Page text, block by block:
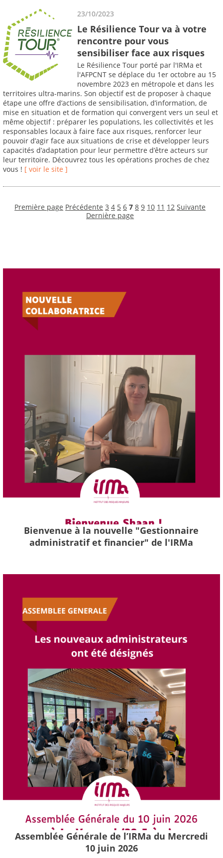
23/10/2023
Le Résilience Tour va à votre
rencontre pour vous
sensibiliser face aux risques
Le Résilience Tour porté par l'IRMa et
l'AFPCNT se déplace du 1er octobre au 15
novembre 2023 en métropole et dans les
territoires ultra-marins. Son objectif est de proposer à chaque
étape une offre d’actions de sensibilisation, d’information, de
mise en situation et de formation qui convergent vers un seul et
même objectif : préparer les populations, les collectivités et les
responsables locaux à faire face aux risques, renforcer leur
pouvoir d’agir face aux situations de crise et développer leurs
capacités d’adaptation pour leur permettre d’être acteurs sur
leur territoire. Découvrez tous les opérations proches de chez
vous ! [ voir le site ]
Première page Précédente 3 4 5 6 7 8 9 10 11 12 Suivante
Dernière page
Bienvenue à la nouvelle "Gestionnaire
administratif et financier" de l'IRMa
Assemblée Générale de l’IRMa du Mercredi
10 juin 2026